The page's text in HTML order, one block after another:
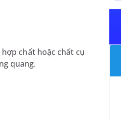
chất hoặc chất cụ
quang.